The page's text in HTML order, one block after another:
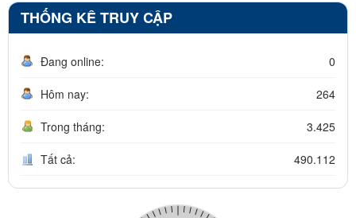
THỐNG KÊ TRUY CẬP
Đang online: 0
Hôm nay: 264
Trong tháng: 3.425
Tất cả: 490.112